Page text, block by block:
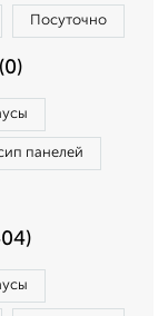
Посуточно
панелей